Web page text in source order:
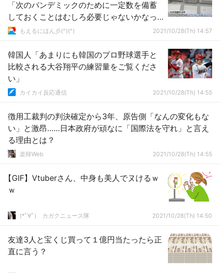
「次のパンデミックのために一定数を備蓄
しておくことはむしろ必要じゃないかなっ
て思います」
もえるにほん彡(^)(^) 2021/10/28(Th) 14:57
韓国人「あまりにも韓国のプロ野球選手と
比較される大谷翔平の練習量をご覧くださ
い」
カイカイ反応通信 2021/10/28(Th) 14:55
徴用工裁判の判決確定から3年、原告側「なんの変化もな
い」と激昂……日本政府が頑なに「国際法を守れ」と言え
る理由とは？
楽韓Web 2021/10/28(Th) 14:55
【GIF】Vtuberさん、中身も美人でヌけるｗ
ｗ
(*ﾟ∀ﾟ)ゞカガクニュース隊 2021/10/28(Th) 14:50
友達3人と宝くじ買って１億円当たったら正
直に言う？